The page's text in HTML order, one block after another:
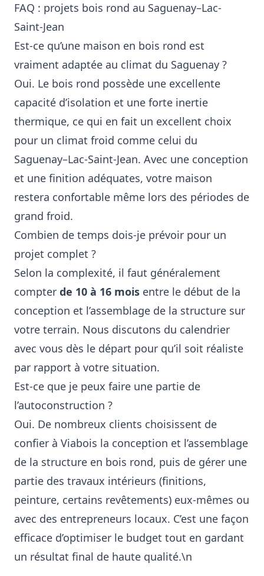
FAQ : projets bois rond au Saguenay–Lac-
Saint-Jean
Est-ce qu’une maison en bois rond est
vraiment adaptée au climat du Saguenay ?
Oui. Le bois rond possède une excellente
capacité d’isolation et une forte inertie
thermique, ce qui en fait un excellent choix
pour un climat froid comme celui du
Saguenay–Lac-Saint-Jean. Avec une conception
et une finition adéquates, votre maison
restera confortable même lors des périodes de
grand froid.
Combien de temps dois-je prévoir pour un
projet complet ?
Selon la complexité, il faut généralement
compter de 10 à 16 mois entre le début de la
conception et l’assemblage de la structure sur
votre terrain. Nous discutons du calendrier
avec vous dès le départ pour qu’il soit réaliste
par rapport à votre situation.
Est-ce que je peux faire une partie de
l’autoconstruction ?
Oui. De nombreux clients choisissent de
confier à Viabois la conception et l’assemblage
de la structure en bois rond, puis de gérer une
partie des travaux intérieurs (finitions,
peinture, certains revêtements) eux-mêmes ou
avec des entrepreneurs locaux. C’est une façon
efficace d’optimiser le budget tout en gardant
un résultat final de haute qualité.\n